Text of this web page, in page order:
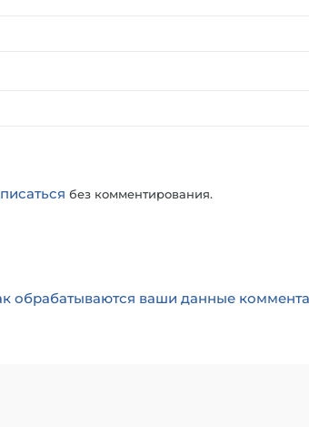
без комментирования.
обрабатываются ваши данные